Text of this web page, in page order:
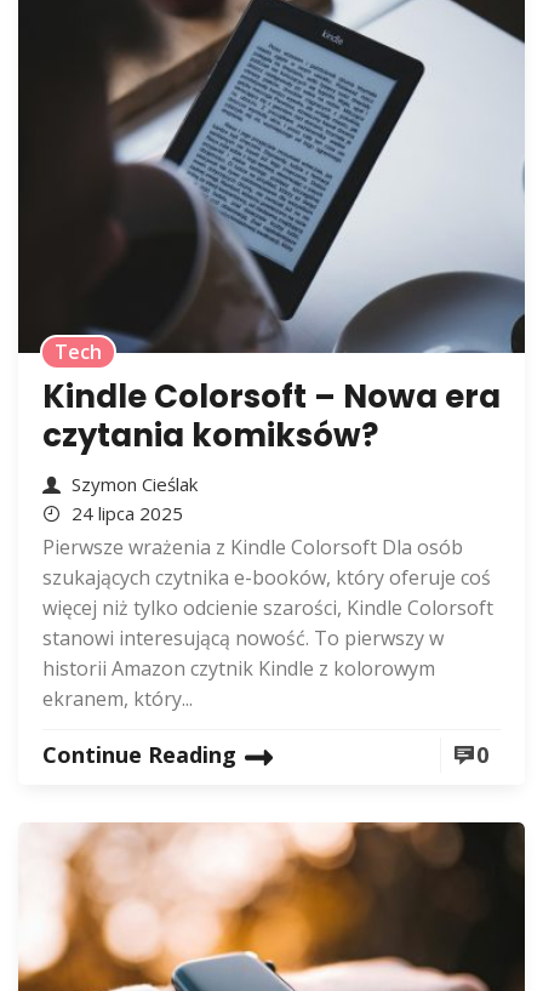
Tech
Kindle Colorsoft – Nowa era
czytania komiksów?
Szymon Cieślak
24 lipca 2025
Pierwsze wrażenia z Kindle Colorsoft Dla osób
szukających czytnika e-booków, który oferuje coś
więcej niż tylko odcienie szarości, Kindle Colorsoft
stanowi interesującą nowość. To pierwszy w
historii Amazon czytnik Kindle z kolorowym
ekranem, który...
Continue Reading 0